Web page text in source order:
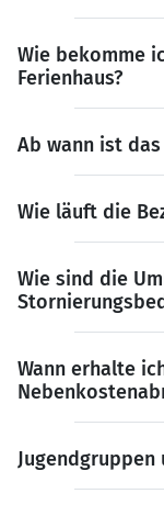
Wie bekomme
Ferienhaus?
Ab wann ist
Wie läuft die
Wie sind die
Wann erhalte
Jugendgruppen